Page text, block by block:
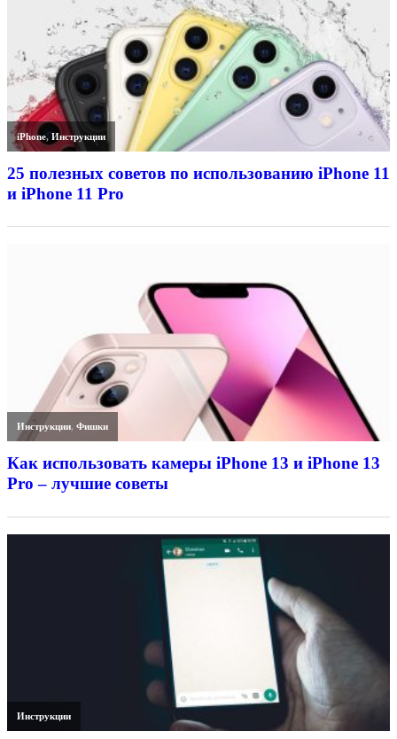
iPhone,Инструкции
25 полезных советов по использованию iPhone 11
и iPhone 11 Pro
Инструкции,Фишки
Как использовать камеры iPhone 13 и iPhone 13
Pro – лучшие советы
Инструкции